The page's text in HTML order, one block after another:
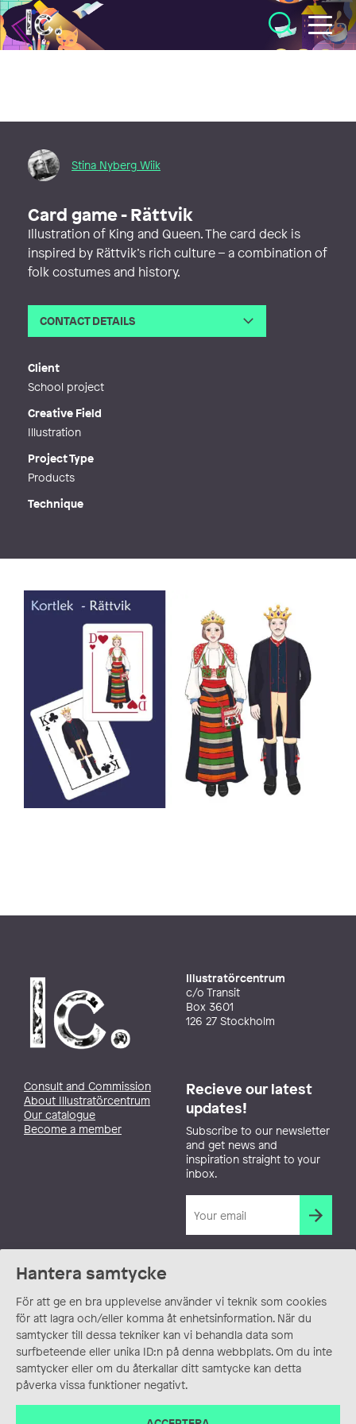
Hantera samtycke
För att ge en bra upplevelse använder vi teknik som cookies
för att lagra och/eller komma åt enhetsinformation. När du
samtycker till dessa tekniker kan vi behandla data som
surfbeteende eller unika ID:n på denna webbplats. Om du inte
samtycker eller om du återkallar ditt samtycke kan detta
påverka vissa funktioner negativt.
Illustratörcentrum
Stina Nyberg Wiik
Card game - Rättvik
Illustration of King and Queen. The card deck is
inspired by Rättvik’s rich culture – a combination of
folk costumes and history.
CONTACT DETAILS
Client
School project
Creative Field
Illustration
Project Type
Products
Technique
Illustratörcentrum
c/o Transit
Box 3601
126 27 Stockholm
Consult and Commission
About Illustratörcentrum
Our catalogue
Become a member
Recieve our latest
updates!
Subscribe to our newsletter
and get news and
inspiration straight to your
inbox.